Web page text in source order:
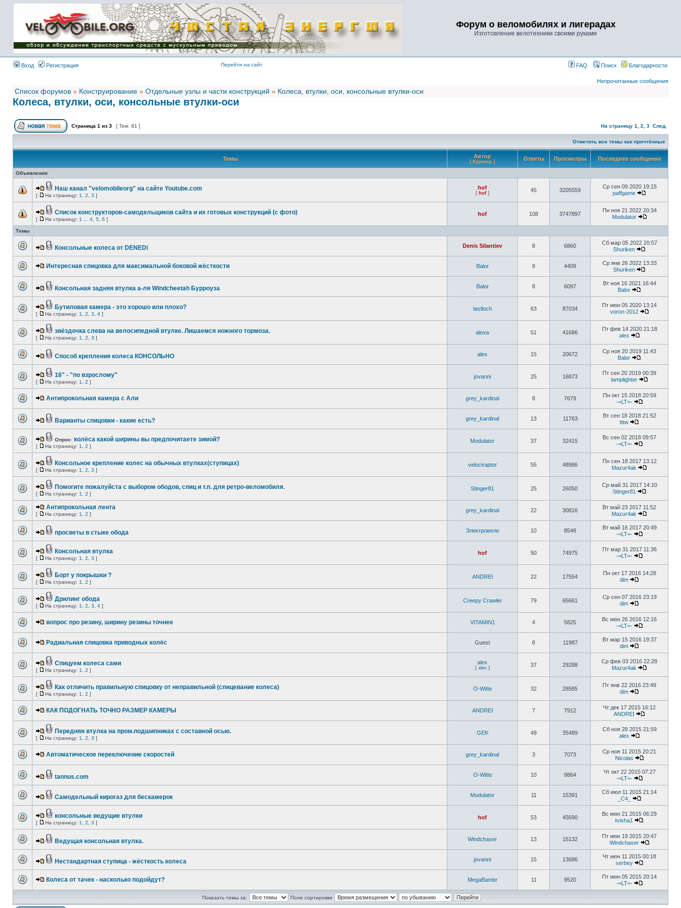
Имя пользователя:
Пароль:
{ LOG_ME_IN_SHORT
}
Форум о веломобилях и лигерадах
Изготовление велотехники своими руками
Вход Регистрация Перейти на сайт FAQ Поиск Благодарности
Непрочитанные сообщения
Список форумов » Конструирование » Отдельные узлы и части конструкций » Колеса, втулки, оси, консольные втулки-оси
Колеса, втулки, оси, консольные втулки-оси
Страница 1 из 3 [ Тем: 81 ] На страницу 1 2 3 След.
Отметить все темы как прочтённые
Темы Автор
[ Куратор ] Ответы Просмотры Последнее сообщение
Объявления
Наш канал "velomobileorg" на сайте Youtube.com
[ На страницу: 1 2 3 ]
hof
[ hof] 45 3205559
Ср сен 09 2020 19:15
paffgame
Список конструкторов-самодельщиков сайта и их готовых конструкций (с фото)
[ На страницу: 1 4 5 6 ]
hof 108 3747897
Пн ноя 21 2022 20:34
Modulator
Темы
Консольные колеса от DENEDi Denis Silantiev 8 6860
Сб мар 05 2022 20:57
Shuriken
Интересная спицовка для максимальной боковой жёсткости Balor 9 4409
Ср янв 26 2022 13:33
Shuriken
Консольная задняя втулка а-ля Windcheetah Бурроуза Balor 8 6097
Вт ноя 16 2021 16:44
Balor
Бутиловая камера - это хорошо или плохо?
[ На страницу: 1 2 3 4 ]
lastloch 63 87034
Пт июн 05 2020 13:14
voron-2012
звёздочка слева на велосипедной втулке. Лишаемся ножного тормоза.
[ На страницу: 1 2 3 ]
alexa 51 41686
Пт фев 14 2020 21:18
alex
Способ крепления колеса КОНСОЛЬНО alex 15 20672
Ср ноя 20 2019 11:43
Balor
16" - "по взрослому"
[ На страницу: 1 2 ]
jovanni 25 16873
Пт сен 20 2019 00:39
lamplighter
Антипрокольная камера с Али grey_kardinal 8 7679
Пн окт 15 2018 20:59
-=LT=-
Варианты спицовки - какие есть? grey_kardinal 13 11763
Вт сен 18 2018 21:52
tttw
Опрос: колёса какой ширины вы предпочитаете зимой?
[ На страницу: 1 2 ]
Modulator 37 32415
Вс сен 02 2018 09:57
-=LT=-
Консольное крепление колес на обычных втулках(ступицах)
[ На страницу: 1 2 3 ]
velociraptor 55 48986
Пн сен 18 2017 13:12
Mazur4ak
Помогите пожалуйста с выбором ободов, спиц и т.п. для ретро-веломобиля.
[ На страницу: 1 2 ]
Stinger81 25 26050
Ср май 31 2017 14:10
Stinger81
Антипрокольная лента
[ На страницу: 1 2 ]
grey_kardinal 22 30816
Вт май 23 2017 11:52
Mazur4ak
просветы в стыке обода Электровело 10 8548
Вт май 16 2017 20:49
-=LT=-
Консольная втулка
[ На страницу: 1 2 3 ]
hof 50 74975
Пт мар 31 2017 11:36
-=LT=-
Борт у покрышки ?
[ На страницу: 1 2 ]
ANDREI 22 17554
Пн окт 17 2016 14:28
dim
Дрилинг обода
[ На страницу: 1 2 3 4 ]
Creepy Crawler 79 65661
Ср сен 07 2016 23:19
dim
вопрос про резину, ширину резины точнее VITAMIN1 4 5825
Вс июн 26 2016 12:16
-=LT=-
Радиальная спицовка приводных колёс Guest 8 11987
Вт мар 15 2016 19:37
dim
Спицуем колеса сами
[ На страницу: 1 2 ]
alex
[ alex] 37 29288
Ср фев 03 2016 22:28
Mazur4ak
Как отличить правильную спицовку от неправильной (спицевание колеса)
[ На страницу: 1 2 ]
O-Witte 32 28585
Пт янв 22 2016 23:49
dim
КАК ПОДОГНАТЬ ТОЧНО РАЗМЕР КАМЕРЫ ANDREI 7 7912
Чт дек 17 2015 16:12
ANDREI
Передняя втулка на пром.подшипниках с составной осью.
[ На страницу: 1 2 3 ]
GEK 49 35489
Сб ноя 28 2015 21:59
alex
Автоматическое переключение скоростей grey_kardinal 3 7073
Ср ноя 11 2015 20:21
Nicolas
tannus.com O-Witte 10 9864
Чт окт 22 2015 07:27
-=LT=-
Самодельный кирогаз для бескамерок Modulator 11 15391
Сб июл 11 2015 21:14
_C4_
консольные ведущие втулки
[ На страницу: 1 2 3 ]
hof 53 45690
Вс июн 21 2015 06:29
tvisha1
Ведущая консольная втулка. Windchaser 13 15132
Пт июн 19 2015 20:47
Windchaser
Нестандартная ступица - жёсткость колеса jovanni 15 13686
Чт июн 11 2015 00:18
serbey
Колеса от тачек - насколько подойдут? MegaBambr 11 9520
Пт июн 05 2015 20:14
-=LT=-
Показать темы за: Поле сортировки